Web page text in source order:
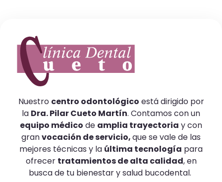
Nuestro centro odontológico está dirigido por
la Dra. Pilar Cueto Martín. Contamos con un
equipo médico de amplia trayectoria y con
granvocación de servicio,que se vale de las
mejores técnicas y la última tecnología para
ofrecer tratamientos de alta calidad, en
busca de tu bienestar y salud bucodental.